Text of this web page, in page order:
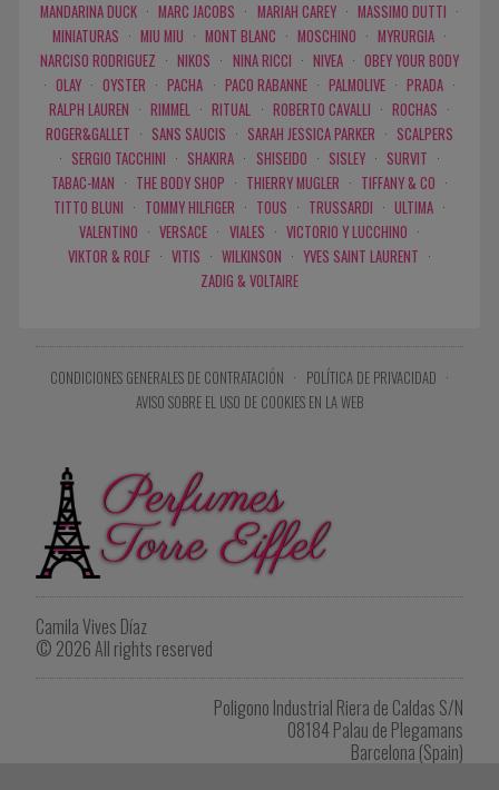
MANDARINA DUCK · MARC JACOBS · MARIAH CAREY · MASSIMO DUTTI ·
MINIATURAS · MIU MIU · MONT BLANC · MOSCHINO · MYRURGIA ·
NARCISO RODRIGUEZ · NIKOS · NINA RICCI · NIVEA · OBEY YOUR BODY
· OLAY · OYSTER · PACHA · PACO RABANNE · PALMOLIVE · PRADA ·
RALPH LAUREN · RIMMEL · RITUAL · ROBERTO CAVALLI · ROCHAS ·
ROGER&GALLET · SANS SAUCIS · SARAH JESSICA PARKER · SCALPERS
· SERGIO TACCHINI · SHAKIRA · SHISEIDO · SISLEY · SURVIT ·
TABAC-MAN · THE BODY SHOP · THIERRY MUGLER · TIFFANY & CO ·
TITTO BLUNI · TOMMY HILFIGER · TOUS · TRUSSARDI · ULTIMA ·
VALENTINO · VERSACE · VIALES · VICTORIO Y LUCCHINO ·
VIKTOR & ROLF · VITIS · WILKINSON · YVES SAINT LAURENT ·
ZADIG & VOLTAIRE
CONDICIONES GENERALES DE CONTRATACIÓN · POLÍTICA DE PRIVACIDAD ·
AVISO SOBRE EL USO DE COOKIES EN LA WEB
Camila Vives Díaz
© 2026 All rights reserved
Poligono Industrial Riera de Caldas S/N
08184 Palau de Plegamans
Barcelona (Spain)